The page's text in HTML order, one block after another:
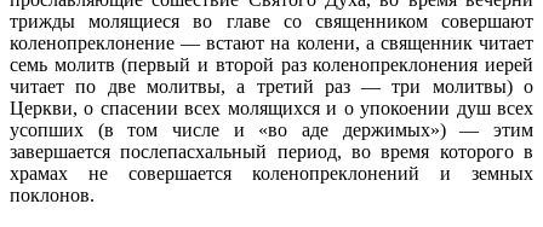
трижды молящиеся во главе со священником совершают
коленопреклонение — встают на колени, а священник читает
семь молитв (первый и второй раз коленопреклонения иерей
читает по две молитвы, а третий раз — три молитвы) о
Церкви, о спасении всех молящихся и о упокоении душ всех
усопших (в том числе и «во аде держимых») — этим
завершается послепасхальный период, во время которого в
храмах не совершается коленопреклонений и земных
поклонов.